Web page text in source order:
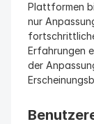
Plattformen
nur
Erfahrungen
der